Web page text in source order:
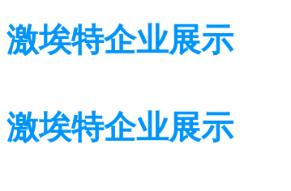
激埃特企业展示
激埃特企业展示